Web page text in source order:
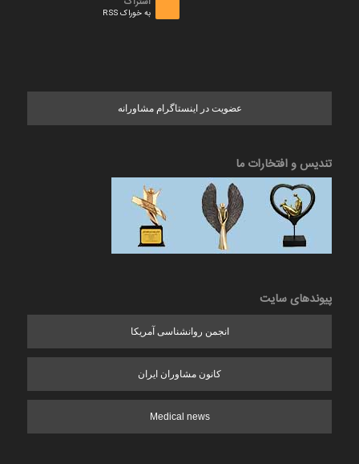
به خوراک RSS
عضویت در اینستاگرام مشاورانه
تندیس و افتخارات ما
پیوندهای سایت
انجمن روانشناسی آمریکا
کانون مشاوران ایران
Medical news